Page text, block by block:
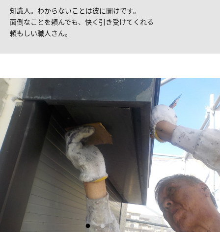
知識人。わからないことは彼に聞けです。
面倒なことを頼んでも、快く引き受けてくれる
頼もしい職人さん。